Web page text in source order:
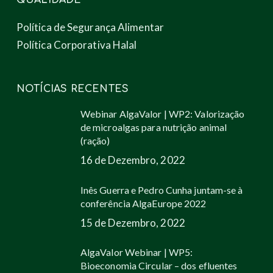
Política de Segurança Alimentar
Política Corporativa Halal
NOTÍCIAS RECENTES
Webinar AlgaValor | WP2: Valorização
de microalgas para nutrição animal
(ração)
16 de Dezembro, 2022
Inês Guerra e Pedro Cunha juntam-se à
conferência AlgaEurope 2022
15 de Dezembro, 2022
AlgaValor Webinar | WP5:
Bioeconomia Circular – dos efluentes